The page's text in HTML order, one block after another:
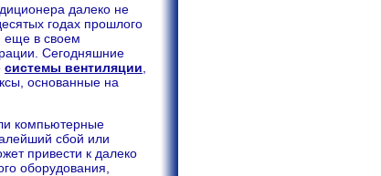
далеко не
годах прошлого
еще в своем
Сегодняшние
системы вентиляции
основанные на
компьютерные
сбой или
привести к далеко
оборудования,